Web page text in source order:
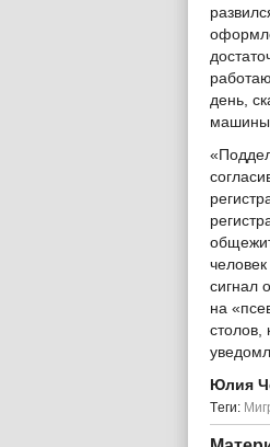
день,
машины
сигнал
на
столов,
Юлия
Tеги: